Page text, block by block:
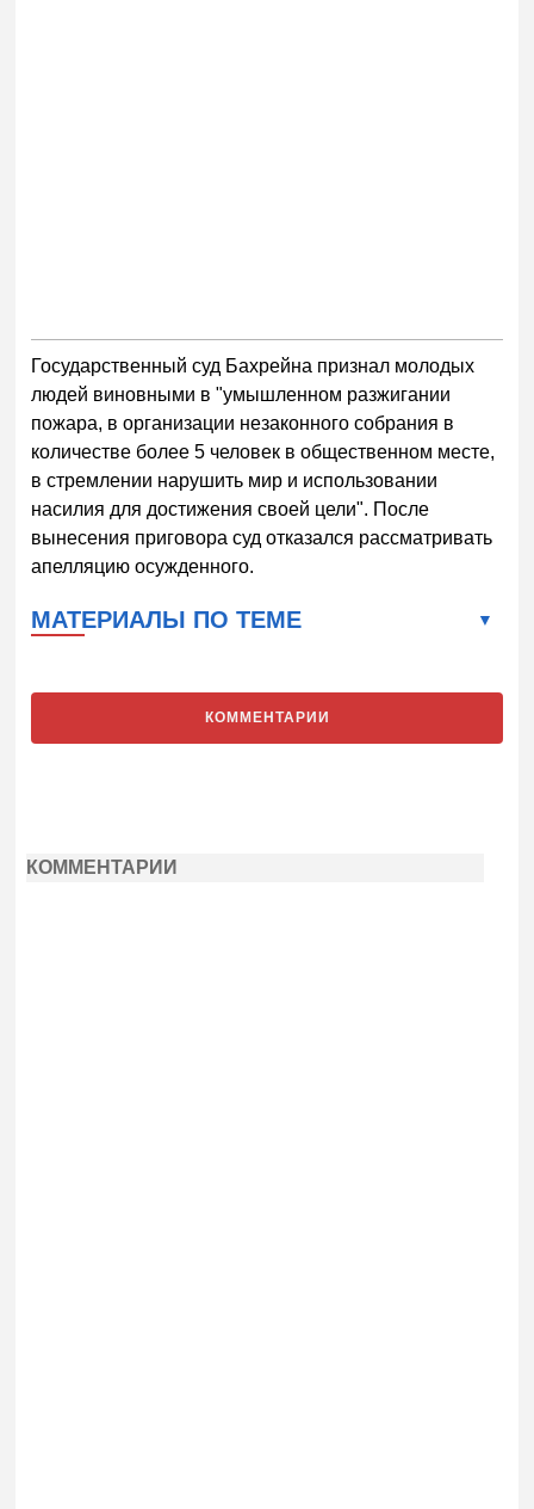
Государственный суд Бахрейна признал молодых
людей виновными в "умышленном разжигании
пожара, в организации незаконного собрания в
количестве более 5 человек в общественном месте,
в стремлении нарушить мир и использовании
насилия для достижения своей цели". После
вынесения приговора суд отказался рассматривать
апелляцию осужденного.
МАТЕРИАЛЫ ПО ТЕМЕ
КОММЕНТАРИИ
КОММЕНТАРИИ